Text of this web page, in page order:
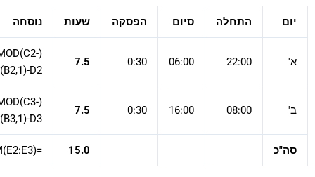
יום התחלה סיום הפסקה שעות נוסחה
א' 22:00
06:00
0:30
7.5
B2,1)-D2)*24
ב' 08:00
16:00
0:30
7.5
B3,1)-D3)*24
סה"כ 15.0
=SUM(E2:E3)